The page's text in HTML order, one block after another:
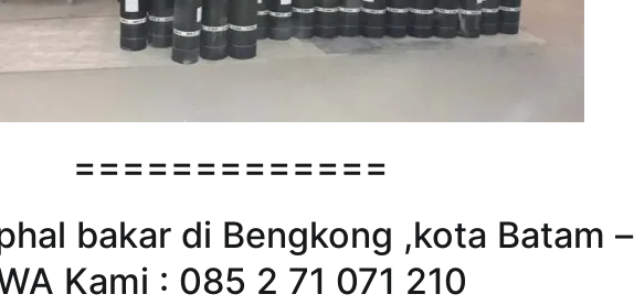
=============
bakar di Bengkong ,kota Batam –
Kami : 085 2 71 071 210